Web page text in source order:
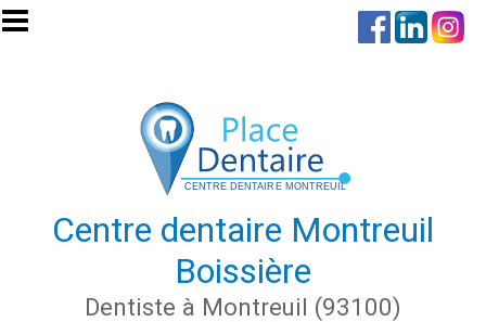
Aller au contenu principal
Centre dentaire Montreuil
Boissière
Dentiste à Montreuil (93100)